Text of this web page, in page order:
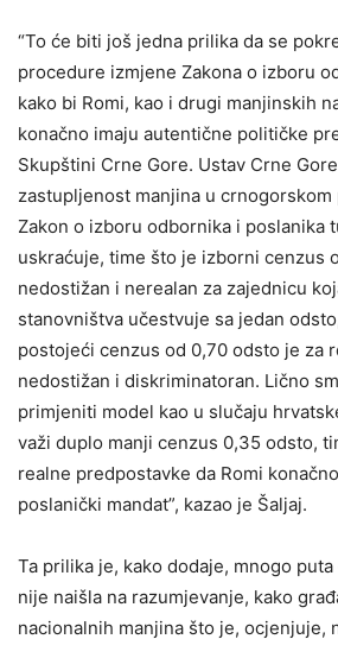
“To će biti još jedna prilika da se
procedure izmjene Zakona o izboru
kako bi Romi, kao i drugi manjinskih
konačno imaju autentične političke
Skupštini Crne Gore. Ustav Crne
zastupljenost manjina u crnogorskom
Zakon o izboru odbornika i poslanika
uskraćuje, time što je izborni cenzus
nedostižan i nerealan za zajednicu
stanovništva učestvuje sa jedan
postojeći cenzus od 0,70 odsto je za
nedostižan i diskriminatoran. Lično
primjeniti model kao u slučaju
važi duplo manji cenzus 0,35 odsto,
realne predpostavke da Romi
poslanički mandat”, kazao je Šaljaj.
Ta prilika je, kako dodaje, mnogo
nije naišla na razumjevanje, kako
nacionalnih manjina što je, ocjenjuje,